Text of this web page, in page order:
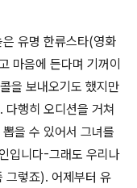
유명 한류스타(영화
마음에 든다며 기꺼이
을 보내오기도 했지만
다행히 오디션을 거쳐
을 수 있어서 그녀를
입니다-그래도 우리나
그렇죠). 어제부터 유